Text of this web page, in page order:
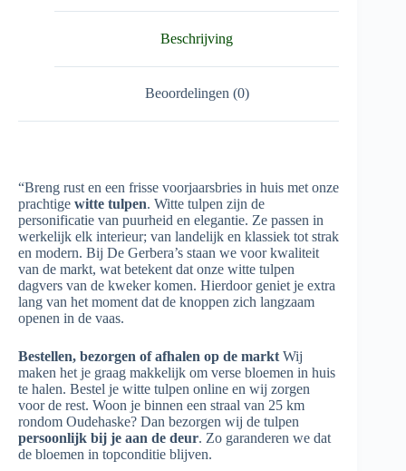
Beschrijving
Beoordelingen (0)
“Breng rust en een frisse voorjaarsbries in huis met onze
prachtige witte tulpen. Witte tulpen zijn de
personificatie van puurheid en elegantie. Ze passen in
werkelijk elk interieur; van landelijk en klassiek tot strak
en modern. Bij De Gerbera’s staan we voor kwaliteit
van de markt, wat betekent dat onze witte tulpen
dagvers van de kweker komen. Hierdoor geniet je extra
lang van het moment dat de knoppen zich langzaam
openen in de vaas.
Bestellen, bezorgen of afhalen op de markt Wij
maken het je graag makkelijk om verse bloemen in huis
te halen. Bestel je witte tulpen online en wij zorgen
voor de rest. Woon je binnen een straal van 25 km
rondom Oudehaske? Dan bezorgen wij de tulpen
persoonlijk bij je aan de deur. Zo garanderen we dat
de bloemen in topconditie blijven.